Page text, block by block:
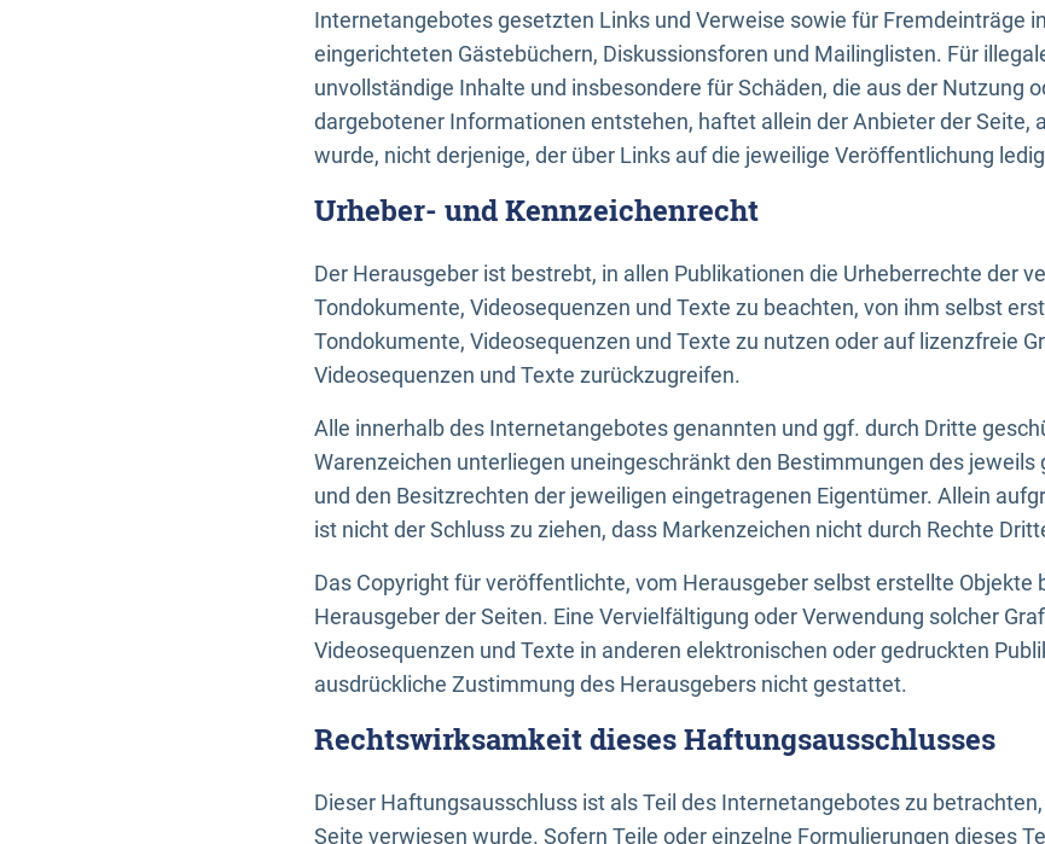
Internetangebotes gesetzten Links und Verweise sowie für Fremdeinträge
eingerichteten Gästebüchern, Diskussionsforen und Mailinglisten. Für
unvollständige Inhalte und insbesondere für Schäden, die aus der Nutzung
dargebotener Informationen entstehen, haftet allein der Anbieter der Seite,
wurde, nicht derjenige, der über Links auf die jeweilige Veröffentlichung
Urheber- und Kennzeichenrecht
Der Herausgeber ist bestrebt, in allen Publikationen die Urheberrechte der
Tondokumente, Videosequenzen und Texte zu beachten, von ihm selbst
Tondokumente, Videosequenzen und Texte zu nutzen oder auf lizenzfreie
Videosequenzen und Texte zurückzugreifen.
Alle innerhalb des Internetangebotes genannten und ggf. durch Dritte
Warenzeichen unterliegen uneingeschränkt den Bestimmungen des
und den Besitzrechten der jeweiligen eingetragenen Eigentümer. Allein
ist nicht der Schluss zu ziehen, dass Markenzeichen nicht durch Rechte
Das Copyright für veröffentlichte, vom Herausgeber selbst erstellte Objekte
Herausgeber der Seiten. Eine Vervielfältigung oder Verwendung solcher
Videosequenzen und Texte in anderen elektronischen oder gedruckten
ausdrückliche Zustimmung des Herausgebers nicht gestattet.
Rechtswirksamkeit dieses Haftungsausschlusses
Dieser Haftungsausschluss ist als Teil des Internetangebotes zu
Seite verwiesen wurde. Sofern Teile oder einzelne Formulierungen dieses